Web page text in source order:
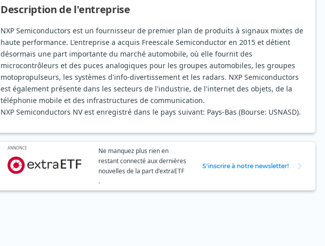
Description de l'entreprise
NXP Semiconductors est un fournisseur de premier plan de produits à signaux mixtes de
haute performance. L'entreprise a acquis Freescale Semiconductor en 2015 et détient
désormais une part importante du marché automobile, où elle fournit des
microcontrôleurs et des puces analogiques pour les groupes automobiles, les groupes
motopropulseurs, les systèmes d'info-divertissement et les radars. NXP Semiconductors
est également présente dans les secteurs de l'industrie, de l'internet des objets, de la
téléphonie mobile et des infrastructures de communication.
NXP Semiconductors NV est enregistré dans le pays suivant: Pays-Bas (Bourse: USNASD).
ANNONCE
Ne manquez plus rien en
restant connecté aux dernières
nouvelles de la part d'extraETF
.
S'inscrire à notre newsletter!